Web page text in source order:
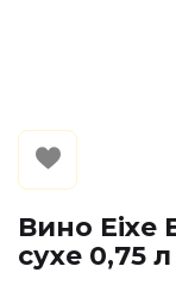
Вино Eixe
сухе 0,75 л